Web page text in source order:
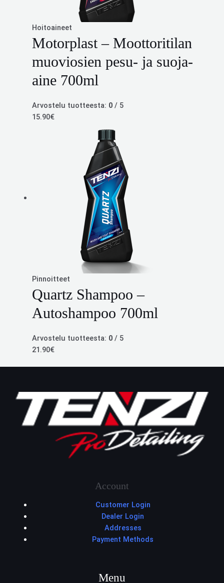
Hoitoaineet
Motorplast – Moottoritilan
muoviosien pesu- ja suoja-
aine 700ml
Arvostelu tuotteesta: 0/ 5
15.90€
Pinnoitteet
Quartz Shampoo –
Autoshampoo 700ml
Arvostelu tuotteesta: 0/ 5
21.90€
Account
Customer Login
Dealer Login
Addresses
Payment Methods
Menu